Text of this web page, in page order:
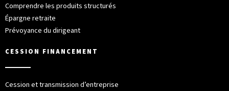
Comprendre les produits structurés
Épargne retraite
Prévoyance du dirigeant
CESSION FINANCEMENT
Cession et transmission d’entreprise